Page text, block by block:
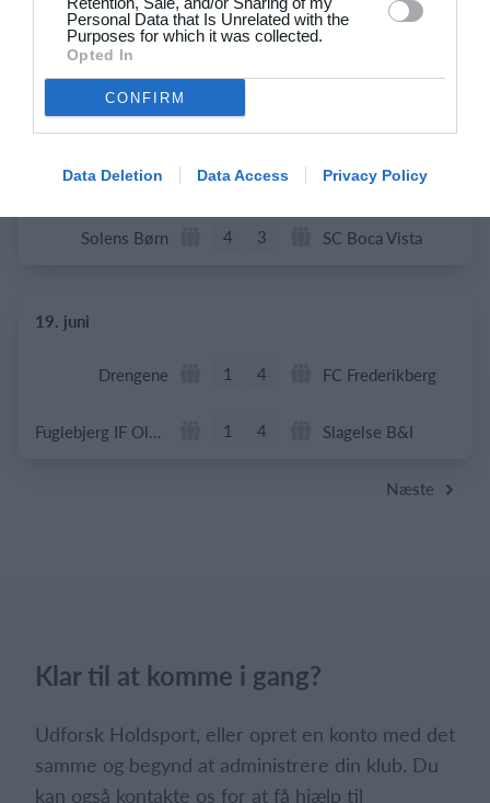
Personal Data that Is Unrelated with the
Purposes for which it was collected.
Opted In
CONFIRM
Data Deletion Data Access Privacy Policy
21. juni
BIF/ØHIK
20. juni
Solens Børn 4 3 SC Boca Vista
19. juni
Drengene 1 4 FC Frederikberg
Fuglebjerg IF Oldboys 1 4 Slagelse B&I
Næste
Klar til at komme i gang?
Udforsk Holdsport, eller opret en konto med det
samme og begynd at administrere din klub. Du
kan også kontakte os for at få hjælp til